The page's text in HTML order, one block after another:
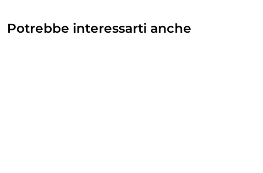
Potrebbe interessarti anche